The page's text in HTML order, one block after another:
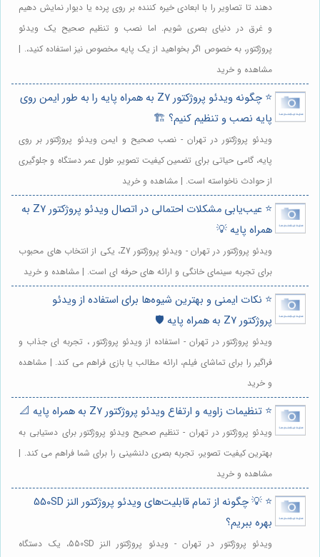
دهند تا تصاویر را با ابعادی خیره کننده بر روی پرده یا دیوار نمایش دهیم
و غرق در دنیای بصری شویم. اما نصب و تنظیم صحیح یک ویدئو
پروژکتور، به خصوص اگر بخواهید از یک پایه مخصوص نیز استفاده کنید،. |
مشاهده و خرید
⭐️ چگونه ویدئو پروژکتور Z7 به همراه پایه را به طور ایمن روی
پایه نصب و تنظیم کنیم؟ 🏗️
ویدئو پروژکتور در تهران - نصب صحیح و ایمن ویدئو پروژکتور بر روی
پایه، گامی حیاتی برای تضمین کیفیت تصویر، طول عمر دستگاه و جلوگیری
از حوادث ناخواسته است. | مشاهده و خرید
⭐️ عیب‌یابی مشکلات احتمالی در اتصال ویدئو پروژکتور Z7 به
همراه پایه 💡
ویدئو پروژکتور در تهران - ویدئو پروژکتور Z7، یکی از انتخاب های محبوب
برای تجربه سینمای خانگی و ارائه های حرفه ای است. | مشاهده و خرید
⭐️ نکات ایمنی و بهترین شیوه‌ها برای استفاده از ویدئو
پروژکتور Z7 به همراه پایه 🛡️
ویدئو پروژکتور در تهران - استفاده از ویدئو پروژکتور ، تجربه ای جذاب و
فراگیر را برای تماشای فیلم، ارائه مطالب یا بازی فراهم می کند. | مشاهده
و خرید
⭐️ تنظیمات زاویه و ارتفاع ویدئو پروژکتور Z7 به همراه پایه 📐
ویدئو پروژکتور در تهران - تنظیم صحیح ویدئو پروژکتور برای دستیابی به
بهترین کیفیت تصویر، تجربه بصری دلنشینی را برای شما فراهم می کند. |
مشاهده و خرید
⭐️ 💡 چگونه از تمام قابلیت‌های ویدئو پروژکتور النز 550SD
بهره ببریم؟
ویدئو پروژکتور در تهران - ویدئو پروژکتور النز 550SD، یک دستگاه